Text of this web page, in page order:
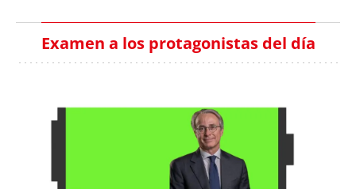
Examen a los protagonistas del día